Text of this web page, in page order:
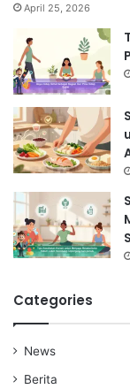
April 25, 2026
Categories
News
Berita